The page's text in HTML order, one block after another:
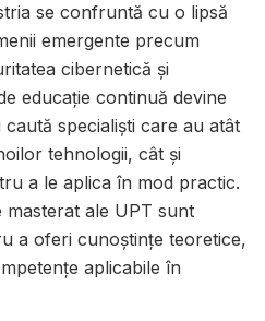
se confruntă cu o lipsă
emergente precum
cibernetică și
educație continuă devine
specialiști care au atât
tehnologii, cât și
a le aplica în mod practic.
masterat ale UPT sunt
a oferi cunoștințe teoretice,
aplicabile în